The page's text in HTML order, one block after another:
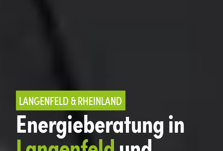
LANGENFELD & RHEINLAND
Energieberatung in